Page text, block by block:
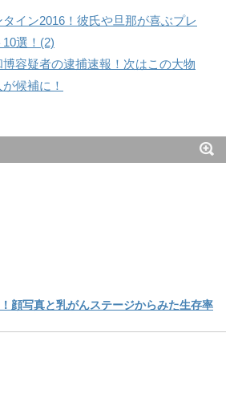
イン2016！彼氏や旦那が喜ぶプレ
10選！(2)
博容疑者の逮捕速報！次はこの大物
候補に！
顔写真と乳がんステージからみた生存率